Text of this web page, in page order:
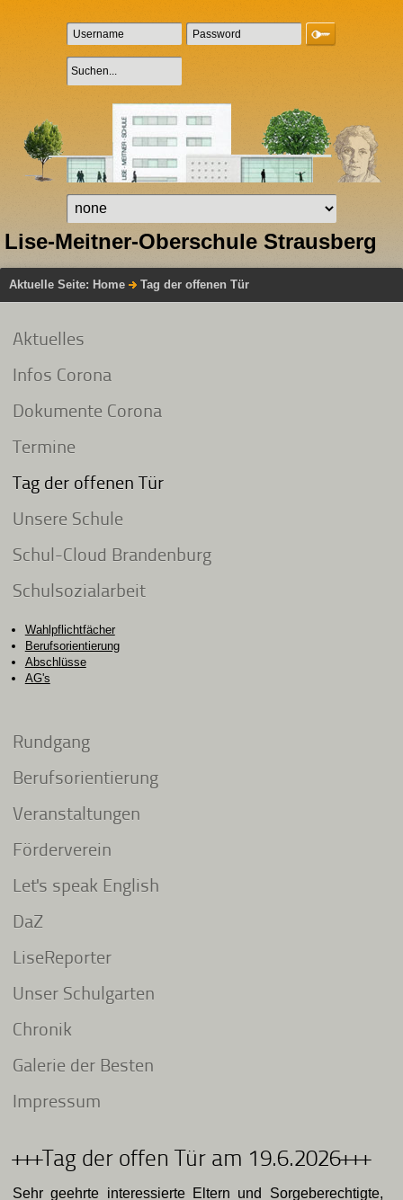
Lise-Meitner-Oberschule Strausberg
Aktuelle Seite: Home Tag der offenen Tür
Aktuelles
Infos Corona
Dokumente Corona
Termine
Tag der offenen Tür
Unsere Schule
Schul-Cloud Brandenburg
Schulsozialarbeit
Wahlpflichtfächer
Berufsorientierung
Abschlüsse
AG's
Rundgang
Berufsorientierung
Veranstaltungen
Förderverein
Let's speak English
DaZ
LiseReporter
Unser Schulgarten
Chronik
Galerie der Besten
Impressum
+++Tag der offen Tür am 19.6.2026+++
Sehr geehrte interessierte Eltern und Sorgeberechtigte,